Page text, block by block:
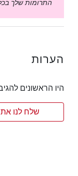
התרומות שלך
הערות
היו הראשונים
שלח לנו